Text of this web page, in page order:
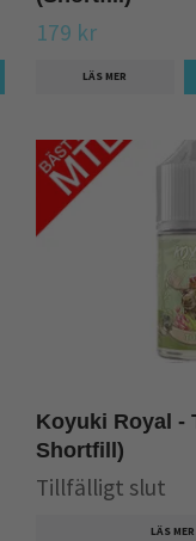
179 kr
LÄS MER
Koyuki Royal -
Shortfill)
Tillfälligt slut
LÄS MER